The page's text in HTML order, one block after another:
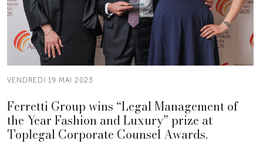
VENDREDI 19 MAI 2023
Ferretti Group wins “Legal Management of
the Year Fashion and Luxury” prize at
Toplegal Corporate Counsel Awards.